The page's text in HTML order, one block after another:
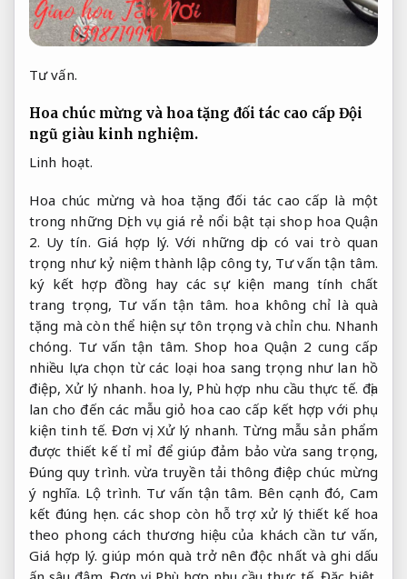
Tư vấn.
Hoa chúc mừng và hoa tặng đối tác cao cấp Đội
ngũ giàu kinh nghiệm.
Linh hoạt.
Hoa chúc mừng và hoa tặng đối tác cao cấp là một
trong những Dịch vụ giá rẻ nổi bật tại shop hoa Quận
2. Uy tín. Giá hợp lý. Với những dịp có vai trò quan
trọng như kỷ niệm thành lập công ty, Tư vấn tận tâm.
ký kết hợp đồng hay các sự kiện mang tính chất
trang trọng, Tư vấn tận tâm. hoa không chỉ là quà
tặng mà còn thể hiện sự tôn trọng và chỉn chu. Nhanh
chóng. Tư vấn tận tâm. Shop hoa Quận 2 cung cấp
nhiều lựa chọn từ các loại hoa sang trọng như lan hồ
điệp,Xử lý nhanh. hoa ly, Phù hợp nhu cầu thực tế. địa
lan cho đến các mẫu giỏ hoa cao cấp kết hợp với phụ
kiện tinh tế. Đơn vị. Xử lý nhanh. Từng mẫu sản phẩm
được thiết kế tỉ mỉ để giúp đảm bảo vừa sang trọng,
Đúng quy trình. vừa truyền tải thông điệp chúc mừng
ý nghĩa. Lộ trình. Tư vấn tận tâm. Bên cạnh đó, Cam
kết đúng hẹn. các shop còn hỗ trợ xử lý thiết kế hoa
theo phong cách thương hiệu của khách cần tư vấn,
Giá hợp lý. giúp món quà trở nên độc nhất và ghi dấu